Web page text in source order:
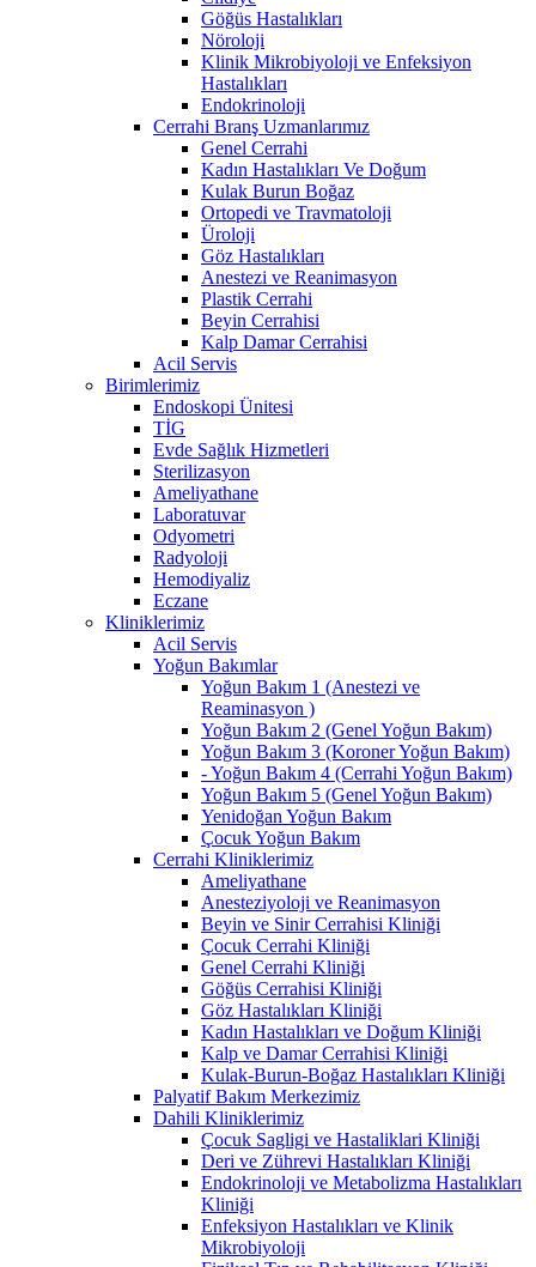
Göğüs Hastalıkları
Nöroloji
Klinik Mikrobiyoloji ve Enfeksiyon
Hastalıkları
Endokrinoloji
Cerrahi Branş Uzmanlarımız
Genel Cerrahi
Kadın Hastalıkları Ve Doğum
Kulak Burun Boğaz
Ortopedi ve Travmatoloji
Üroloji
Göz Hastalıkları
Anestezi ve Reanimasyon
Plastik Cerrahi
Beyin Cerrahisi
Kalp Damar Cerrahisi
Acil Servis
Birimlerimiz
Endoskopi Ünitesi
TİG
Evde Sağlık Hizmetleri
Sterilizasyon
Ameliyathane
Laboratuvar
Odyometri
Radyoloji
Hemodiyaliz
Eczane
Kliniklerimiz
Acil Servis
Yoğun Bakımlar
Yoğun Bakım 1 (Anestezi ve
Reaminasyon )
Yoğun Bakım 2 (Genel Yoğun Bakım)
Yoğun Bakım 3 (Koroner Yoğun Bakım)
- Yoğun Bakım 4 (Cerrahi Yoğun Bakım)
Yoğun Bakım 5 (Genel Yoğun Bakım)
Yenidoğan Yoğun Bakım
Çocuk Yoğun Bakım
Cerrahi Kliniklerimiz
Ameliyathane
Anesteziyoloji ve Reanimasyon
Beyin ve Sinir Cerrahisi Kliniği
Çocuk Cerrahi Kliniği
Genel Cerrahi Kliniği
Göğüs Cerrahisi Kliniği
Göz Hastalıkları Kliniği
Kadın Hastalıkları ve Doğum Kliniği
Kalp ve Damar Cerrahisi Kliniği
Kulak-Burun-Boğaz Hastalıkları Kliniği
Palyatif Bakım Merkezimiz
Dahili Kliniklerimiz
Çocuk Sagligi ve Hastaliklari Kliniği
Deri ve Zührevi Hastalıkları Kliniği
Endokrinoloji ve Metabolizma Hastalıkları
Kliniği
Enfeksiyon Hastalıkları ve Klinik
Mikrobiyoloji